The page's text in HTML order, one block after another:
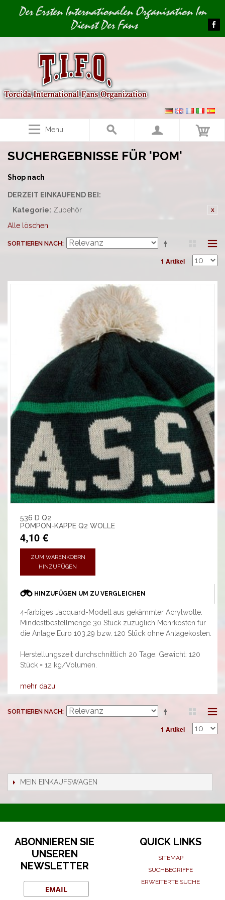
Image 01Der Ersten Internationalen Organisation Im
Dienst Der Fans
Menü
SUCHERGEBNISSE FÜR 'POM'
Shop nach
DERZEIT EINKAUFEND BEI:
Kategorie: Zubehör
Alle löschen
SORTIEREN NACH
1 Artikel
536 D Q2
POMPON-KAPPE Q2 WOLLE
4,10 €
ZUM WARENKOBRN
HINZUFÜGEN
HINZUFÜGEN UM ZU VERGLEICHEN
4-farbiges Jacquard-Modell aus gekämmter Acrylwolle.
Mindestbestellmenge 30 Stück zuzüglich Mehrkosten für
die Anlage Euro 103,29 bzw. 120 Stück ohne Anlagekosten.
Herstellungszeit durchschnittlich 20 Tage. Gewicht: 120
Stück = 12 kg/Volumen.
mehr dazu
SORTIEREN NACH
1 Artikel
MEIN EINKAUFSWAGEN
ABONNIEREN SIE
UNSEREN
NEWSLETTER
QUICK LINKS
SITEMAP
SUCHBEGRIFFE
ERWEITERTE SUCHE